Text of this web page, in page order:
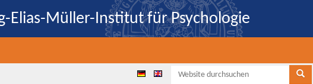
Elias-Müller-Institut für Psychologie